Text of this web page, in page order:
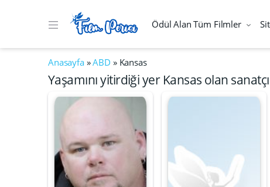
Ödül Alan Tüm Filmler
Anasayfa»ABD » Kansas
Yaşamını yitirdiği yer Kansas olan